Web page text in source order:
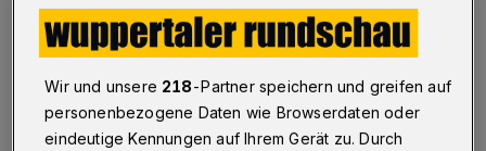
Wuppertal
Das Abitur ist geschafft. Jetzt beginnen
am 1. Oktober rund 4000 Studenten im ersten
Semester an der Bergischen Universität Wuppertal ihr
Studium. Zum Start überreicht die Hochschule jedem
Studenten eine Erstsemestertasche mit Dingen, die man
für das Studium gebrauchen kann, zum Beispiel
Wir und unsere 218-Partner speichern und greifen auf
personenbezogene Daten wie Browserdaten oder
eindeutige Kennungen auf Ihrem Gerät zu. Durch